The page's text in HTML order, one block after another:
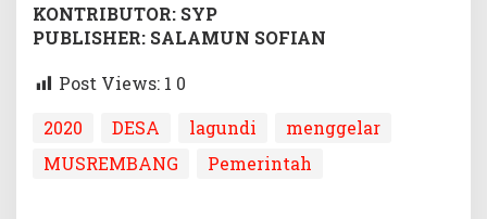
KONTRIBUTOR: SYP
PUBLISHER: SALAMUN SOFIAN
Post Views: 1 0
2020
DESA lagundi
menggelar
MUSREMBANG
Pemerintah